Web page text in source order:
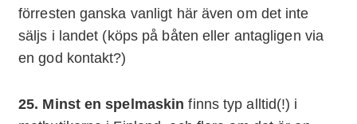
förresten ganska vanligt här även om det inte
säljs i landet (köps på båten eller antagligen via
en god kontakt?)
25. Minst en spelmaskin finns typ alltid(!) i